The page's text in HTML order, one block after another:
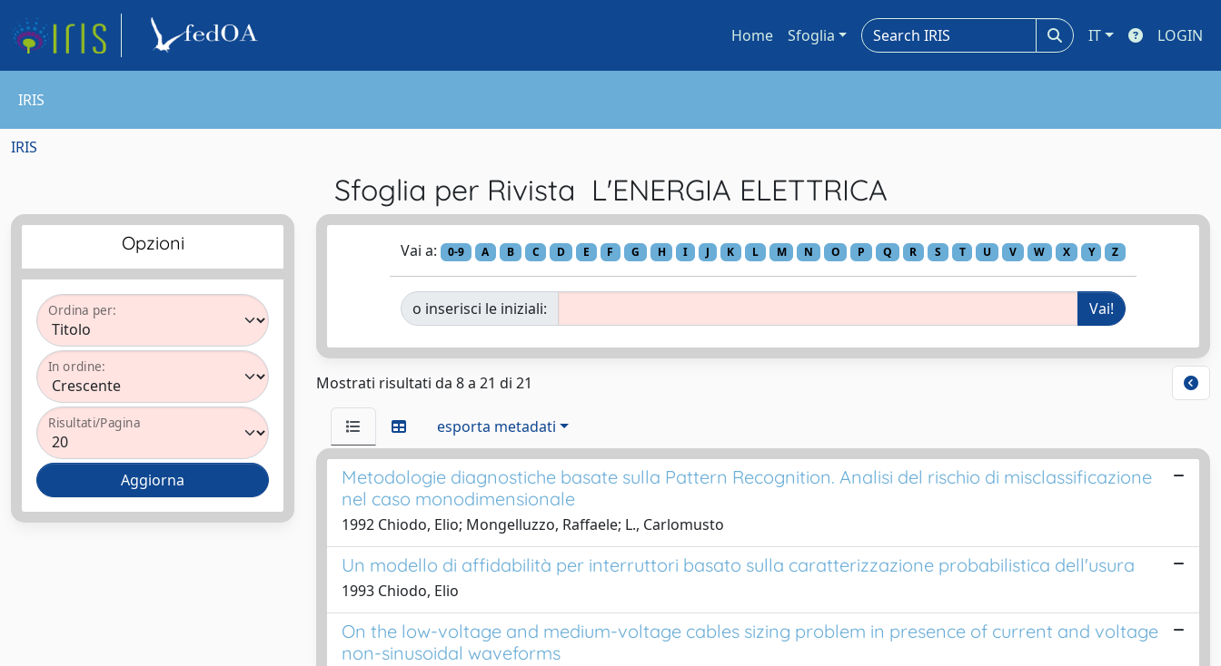
Home Sfoglia IT LOGIN
IRIS
IRIS
Sfoglia per Rivista L'ENERGIA ELETTRICA
Opzioni
Ordina per:
In ordine:
Risultati/Pagina
Vai a: 0-9 A B C D E F G H I J K L M N O P Q R S T U V W X Y Z
o inserisci le iniziali:
Mostrati risultati da 8 a 21 di 21
esporta metadati
Metodologie diagnostiche basate sulla Pattern Recognition. Analisi del rischio di misclassificazione
nel caso monodimensionale
1992 Chiodo, Elio; Mongelluzzo, Raffaele; L., Carlomusto
Un modello di affidabilità per interruttori basato sulla caratterizzazione probabilistica dell'usura
1993 Chiodo, Elio
On the low-voltage and medium-voltage cables sizing problem in presence of current and voltage
non-sinusoidal waveforms